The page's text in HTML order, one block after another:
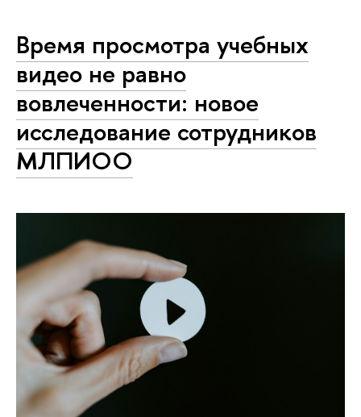
Время просмотра учебных
видео не равно
вовлеченности: новое
исследование сотрудников
МЛПИОО